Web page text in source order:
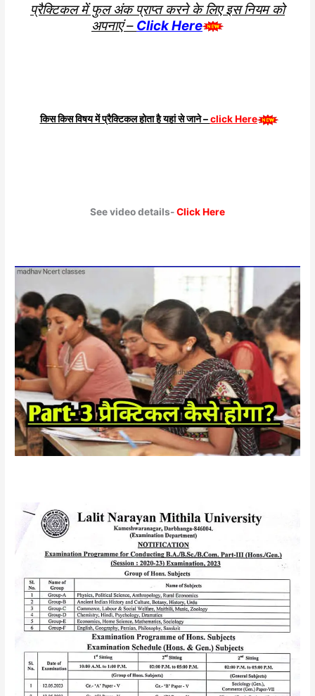
प्रैक्टिकल में फुल अंक प्राप्त करने के लिए इस नियम को
अपनाएं – Click Here
किस किस विषय में प्रैक्टिकल होता है यहां से जाने –click Here
See video details-Click Here